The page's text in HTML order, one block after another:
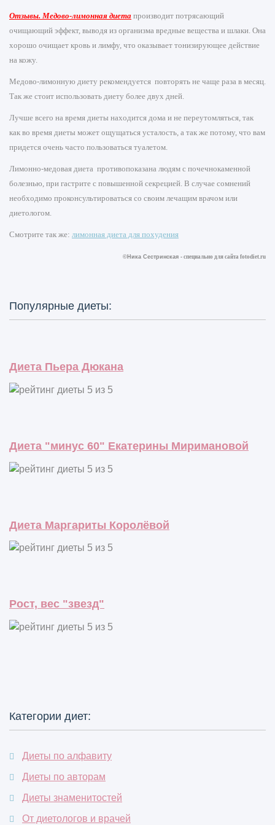
Отзывы. Медово-лимонная диета производит потрясающий
очищающий эффект, выводя из организма вредные вещества и шлаки. Она
хорошо очищает кровь и лимфу, что оказывает тонизирующее действие
на кожу.
Медово-лимонную диету рекомендуется повторять не чаще раза в месяц.
Так же стоит использовать диету более двух дней.
Лучше всего на время диеты находится дома и не переутомляться, так
как во время диеты может ощущаться усталость, а так же потому, что вам
придется очень часто пользоваться туалетом.
Лимонно-медовая диета противопоказана людям с почечнокаменной
болезнью, при гастрите с повышенной секрецией. В случае сомнений
необходимо проконсультироваться со своим лечащим врачом или
диетологом.
Смотрите так же: лимонная диета для похудения
©Ника Сестринская - специально для сайта fotodiet.ru
Популярные диеты:
Диета Пьера Дюкана
Диета "минус 60" Екатерины Миримановой
Диета Маргариты Королёвой
Рост, вес "звезд"
Категории диет:
Диеты по алфавиту
Диеты по авторам
Диеты знаменитостей
От диетологов и врачей